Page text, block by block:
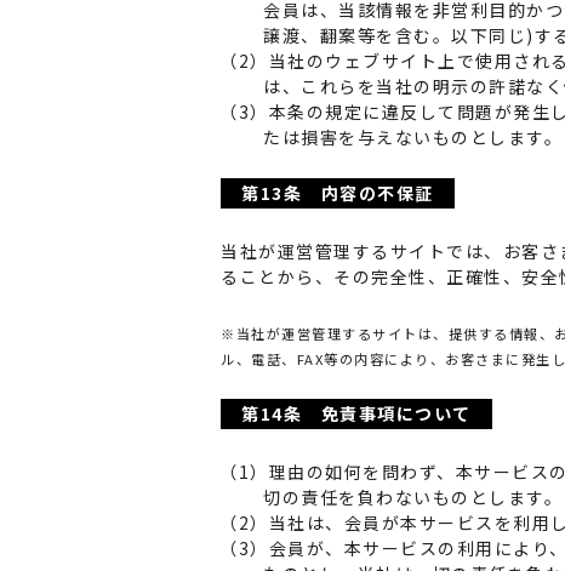
会員は、当該情報を非営利目的か
譲渡、翻案等を含む。以下同じ)す
（2）当社のウェブサイト上で使用さ
は、これらを当社の明示の許諾な
（3）本条の規定に違反して問題が発
たは損害を与えないものとします。
第13条 内容の不保証
当社が運営管理するサイトでは、お客
ることから、その完全性、正確性、安全
※当社が運営管理するサイトは、提供する情報、
ル、電話、FAX等の内容により、お客さまに発生
第14条 免責事項について
（1）理由の如何を問わず、本サービ
切の責任を負わないものとします。
（2）当社は、会員が本サービスを利用
（3）会員が、本サービスの利用によ